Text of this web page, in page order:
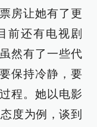
房让她有了更
前还有电视剧
然有了一些代
保持冷静，要
程。她以电影
度为例，谈到